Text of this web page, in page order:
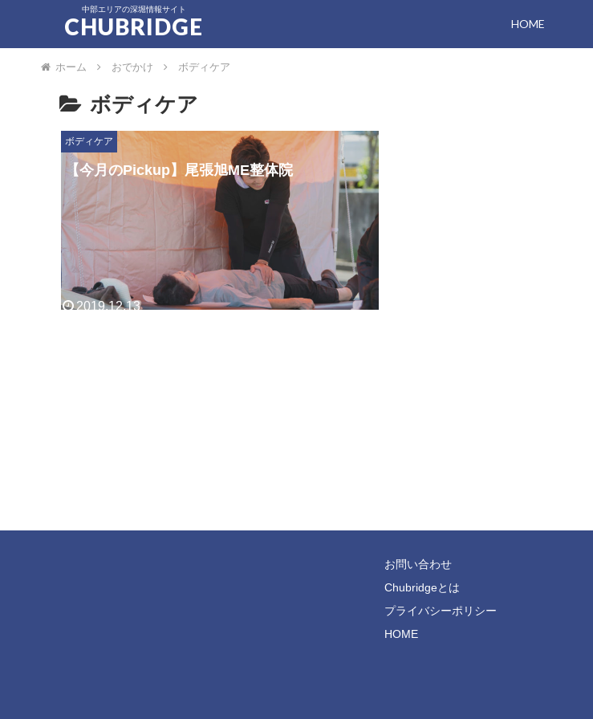
中部エリアの深堀情報サイト
CHUBRIDGE HOME
ホーム おでかけ ボディケア
ボディケア
ボディケア
【今月のPickup】尾張旭ME整体院
Q. お店を始めたきっかけA. あるきっかけで6年ぐらい前から
整体の勉強を始め現在の開業に至りました。名古屋にいらっ
しゃる気功の先生との出会いをキッカケに整体の...
2019.12.13
お問い合わせ
Chubridgeとは
プライバシーポリシー
HOME